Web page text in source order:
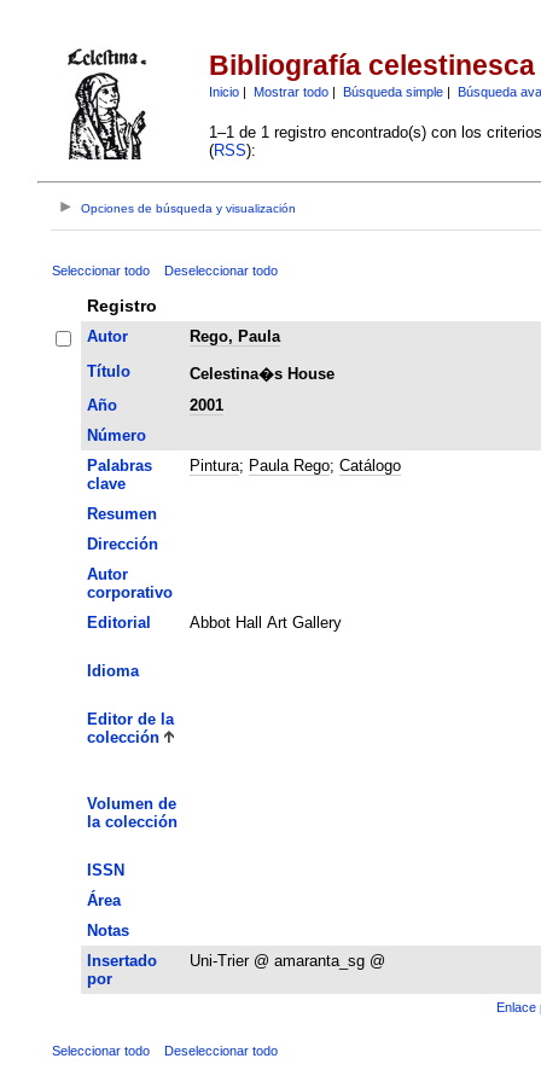
Bibliografía celestinesca
Inicio| Mostrar todo| Búsqueda simple| Búsqueda
1–1 de 1 registro encontrado(s) con los
(RSS):
Opciones de búsqueda y visualización
Seleccionar todo Deseleccionar todo
Registro
Autor
Rego, Paula
Título
Celestina�s House
Año
2001
Número
Palabras
clave
Pintura; Paula Rego; Catálogo
Resumen
Dirección
Autor
corporativo
Editorial
Abbot Hall Art Gallery
Idioma
Editor de la
colección
Volumen de
la colección
ISSN
Área
Notas
Insertado
por
Uni-Trier @ amaranta_sg @
Enlace
Seleccionar todo Deseleccionar todo